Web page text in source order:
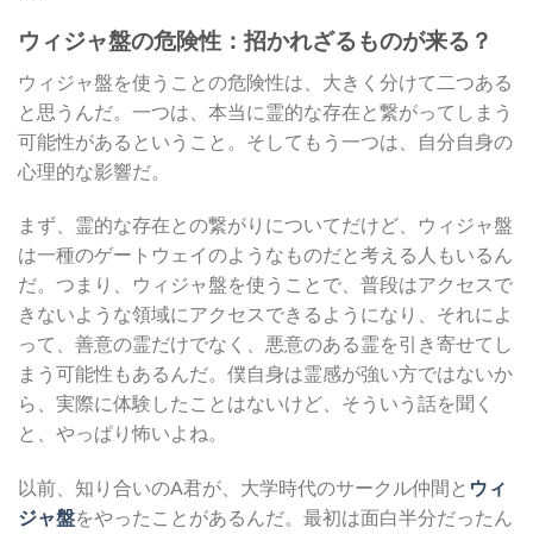
ウィジャ盤の危険性：招かれざるものが来る？
ウィジャ盤を使うことの危険性は、大きく分けて二つある
と思うんだ。一つは、本当に霊的な存在と繋がってしまう
可能性があるということ。そしてもう一つは、自分自身の
心理的な影響だ。
まず、霊的な存在との繋がりについてだけど、ウィジャ盤
は一種のゲートウェイのようなものだと考える人もいるん
だ。つまり、ウィジャ盤を使うことで、普段はアクセスで
きないような領域にアクセスできるようになり、それによ
って、善意の霊だけでなく、悪意のある霊を引き寄せてし
まう可能性もあるんだ。僕自身は霊感が強い方ではないか
ら、実際に体験したことはないけど、そういう話を聞く
と、やっぱり怖いよね。
以前、知り合いのA君が、大学時代のサークル仲間と ウィ
ジャ盤をやったことがあるんだ。最初は面白半分だったん